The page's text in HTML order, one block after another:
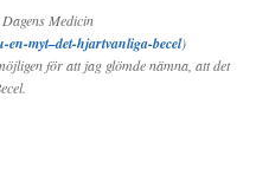
Medicin
en-myt–det-hjartvanliga-becel)
för att jag glömde nämna, att det